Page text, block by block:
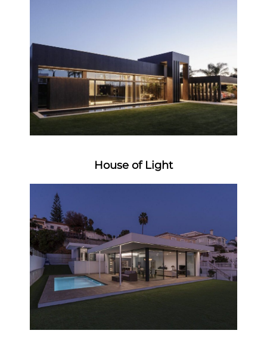
House of Light